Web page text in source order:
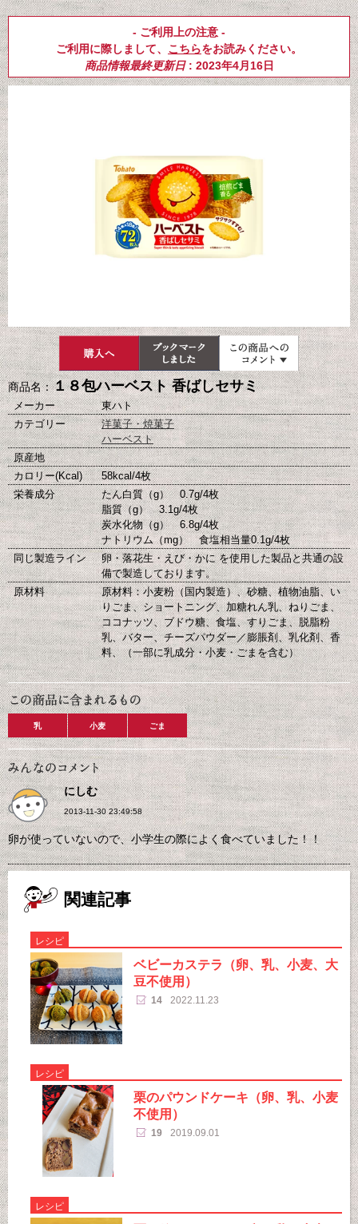
- ご利用上の注意 -
ご利用に際しまして、 こちらをお読みください。
商品情報最終更新日: 2023年4月16日
商品名：１８包ハーベスト 香ばしセサミ
メーカー
東ハト
カテゴリー
洋菓子・焼菓子
ハーベスト
原産地
カロリー(Kcal)
58kcal/4枚
栄養成分
たん白質（g） 0.7g/4枚
脂質（g） 3.1g/4枚
炭水化物（g） 6.8g/4枚
ナトリウム（mg） 食塩相当量0.1g/4枚
同じ製造ライン
卵・落花生・えび・かに を使用した製品と共通の設
備で製造しております。
原材料
原材料：小麦粉（国内製造）、砂糖、植物油脂、い
りごま、ショートニング、加糖れん乳、ねりごま、
ココナッツ、ブドウ糖、食塩、すりごま、脱脂粉
乳、バター、チーズパウダー／膨脹剤、乳化剤、香
料、（一部に乳成分・小麦・ごまを含む）
乳 小麦 ごま
にしむ
2013-11-30 23:49:58
卵が使っていないので、小学生の際によく食べていました！！
関連記事
レシピ
ベビーカステラ（卵、乳、小麦、大
豆不使用）
14 2022.11.23
レシピ
栗のパウンドケーキ（卵、乳、小麦
不使用）
19 2019.09.01
レシピ